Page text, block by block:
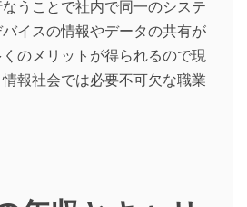
うことで社内で同一のシステ
イスの情報やデータの共有が
のメリットが得られるので現
報社会では必要不可欠な職業